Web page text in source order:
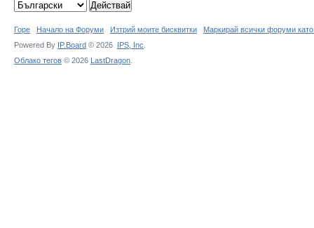
Горе Начало на Форуми Изтрий моите бисквитки
Маркирай всички форуми
Powered By IP.Board © 2026 IPS, Inc
Облако тегов © 2026 LastDragon